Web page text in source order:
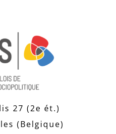
27 (2e ét.)
(Belgique)